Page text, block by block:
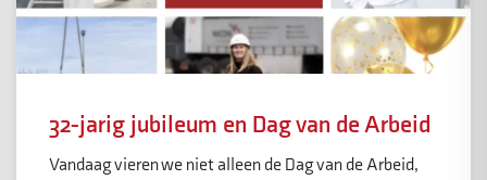
32-jarig jubileum en Dag van de Arbeid
Vandaag vieren we niet alleen de Dag van de Arbeid,